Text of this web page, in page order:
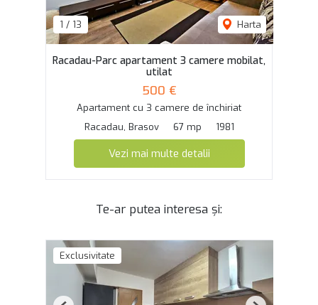
1 / 13 Harta
Racadau-Parc apartament 3 camere mobilat,
utilat
500 €
Apartament cu 3 camere de închiriat
Racadau, Brasov
67 mp 1981
Vezi mai multe detalii
Te-ar putea interesa și:
Exclusivitate